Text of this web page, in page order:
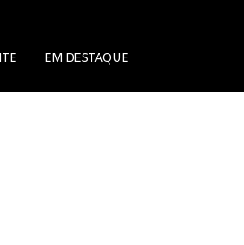
EM DESTAQUE